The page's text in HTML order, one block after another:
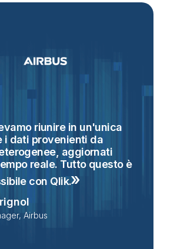
riunire in un'unica
i dati provenienti da
aggiornati
reale. Tutto questo è
con Qlik.
Airbus